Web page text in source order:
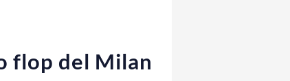
flop del Milan